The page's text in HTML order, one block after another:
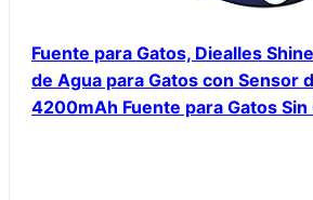
Fuente para Gatos, Diealles
de Agua para Gatos con Sensor
4200mAh Fuente para Gatos Sin